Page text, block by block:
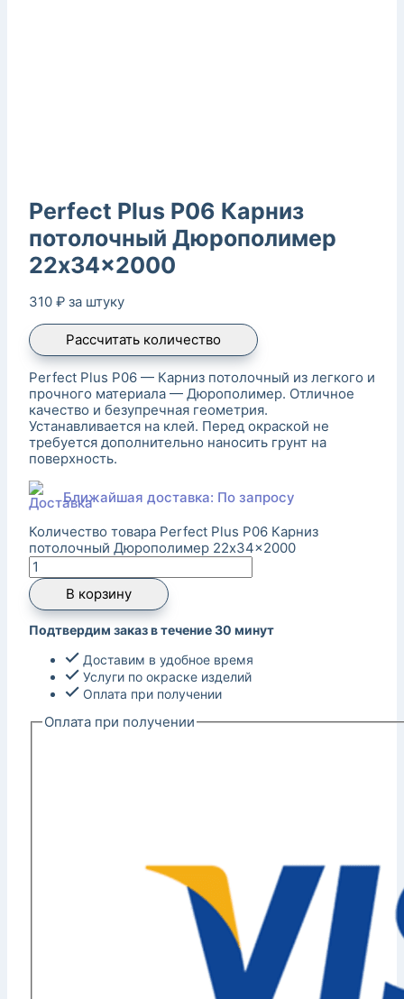
Perfect Plus P06 Карниз
потолочный Дюрополимер
22x34x2000
310 ₽ за штуку
Рассчитать количество
Perfect Plus P06 — Карниз потолочный из легкого и
прочного материала — Дюрополимер. Отличное
качество и безупречная геометрия.
Устанавливается на клей. Перед окраской не
требуется дополнительно наносить грунт на
поверхность.
Ближайшая доставка: По запросу
Количество товара Perfect Plus P06 Карниз
потолочный Дюрополимер 22x34x2000
В корзину
Подтвердим заказ в течение 30 минут
Доставим в удобное время
Услуги по окраске изделий
Оплата при получении
Оплата при получении